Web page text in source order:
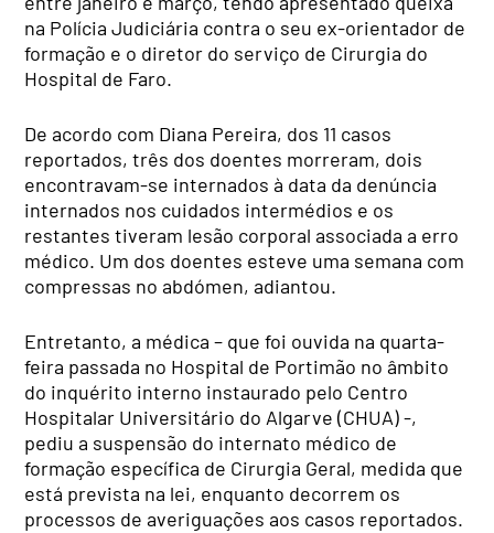
na Polícia Judiciária contra o seu ex-orientador de
formação e o diretor do serviço de Cirurgia do
Hospital de Faro.
De acordo com Diana Pereira, dos 11 casos
reportados, três dos doentes morreram, dois
encontravam-se internados à data da denúncia
internados nos cuidados intermédios e os
restantes tiveram lesão corporal associada a erro
médico. Um dos doentes esteve uma semana com
compressas no abdómen, adiantou.
Entretanto, a médica – que foi ouvida na quarta-
feira passada no Hospital de Portimão no âmbito
do inquérito interno instaurado pelo Centro
Hospitalar Universitário do Algarve (CHUA) -,
pediu a suspensão do internato médico de
formação específica de Cirurgia Geral, medida que
está prevista na lei, enquanto decorrem os
processos de averiguações aos casos reportados.